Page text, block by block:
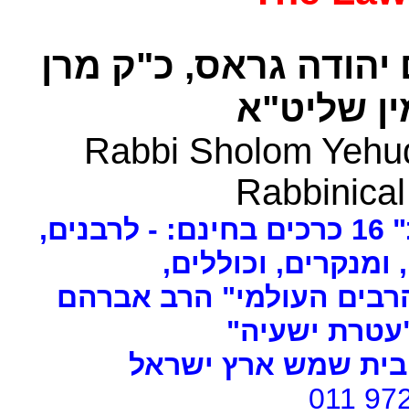
גראס, כ"ק מרן
שליט"א
Rabbi Sholom
ומנקרים, וכוללים,
העולמי" הרב אברהם
ישעיה"
שמש ארץ ישראל
011